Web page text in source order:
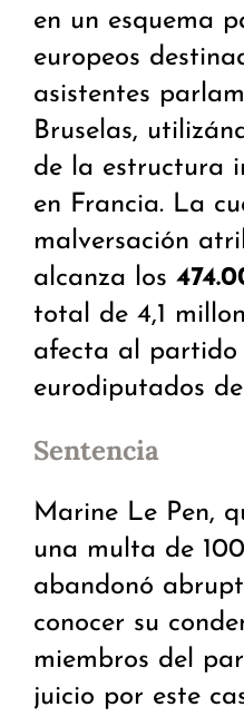
en un esquema
europeos
asistentes
Bruselas,
de la estructura
en Francia. La
malversación
alcanza los
total de 4,1
afecta al partido
eurodiputados
Sentencia
Marine Le Pen,
una multa de
abandonó
conocer su
miembros del
juicio por este